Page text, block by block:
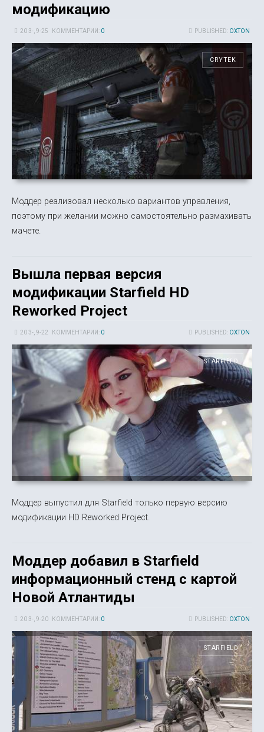
модификацию
PUBLISHED: OXTON
20 3-, 9-25 КОММЕНТАРИИ: 0
CRYTEK
Моддер реализовал несколько вариантов управления,
поэтому при желании можно самостоятельно размахивать
мачете.
Вышла первая версия
модификации Starfield HD
Reworked Project
PUBLISHED: OXTON
20 3-, 9-22 КОММЕНТАРИИ: 0
STARFIELD
Моддер выпустил для Starfield только первую версию
модификации HD Reworked Project.
Моддер добавил в Starfield
информационный стенд с картой
Новой Атлантиды
PUBLISHED: OXTON
20 3-, 9-20 КОММЕНТАРИИ: 0
STARFIELD